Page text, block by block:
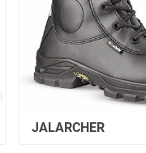
JALARCHER